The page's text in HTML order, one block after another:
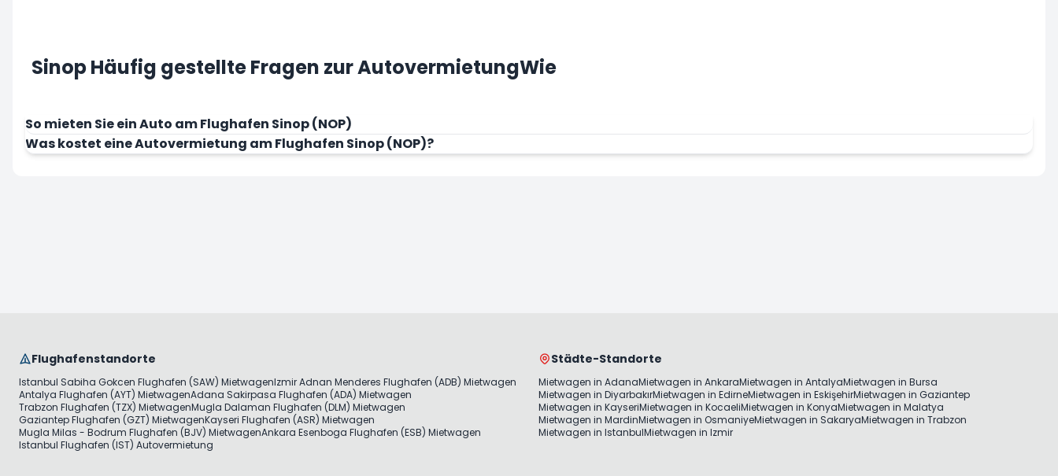
Sinop Häufig gestellte Fragen zur AutovermietungWie
So mieten Sie ein Auto am Flughafen Sinop (NOP)
Was kostet eine Autovermietung am Flughafen Sinop (NOP)?
Flughafenstandorte
Istanbul Sabiha Gokcen Flughafen (SAW) MietwagenIzmir Adnan Menderes Flughafen (ADB) Mietwagen
Antalya Flughafen (AYT) MietwagenAdana Sakirpasa Flughafen (ADA) Mietwagen
Trabzon Flughafen (TZX) MietwagenMugla Dalaman Flughafen (DLM) Mietwagen
Gaziantep Flughafen (GZT) MietwagenKayseri Flughafen (ASR) Mietwagen
Mugla Milas - Bodrum Flughafen (BJV) MietwagenAnkara Esenboga Flughafen (ESB) Mietwagen
Istanbul Flughafen (IST) Autovermietung
Städte-Standorte
Mietwagen in AdanaMietwagen in AnkaraMietwagen in AntalyaMietwagen in Bursa
Mietwagen in DiyarbakırMietwagen in EdirneMietwagen in EskişehirMietwagen in Gaziantep
Mietwagen in KayseriMietwagen in KocaeliMietwagen in KonyaMietwagen in Malatya
Mietwagen in MardinMietwagen in OsmaniyeMietwagen in SakaryaMietwagen in Trabzon
Mietwagen in IstanbulMietwagen in Izmir